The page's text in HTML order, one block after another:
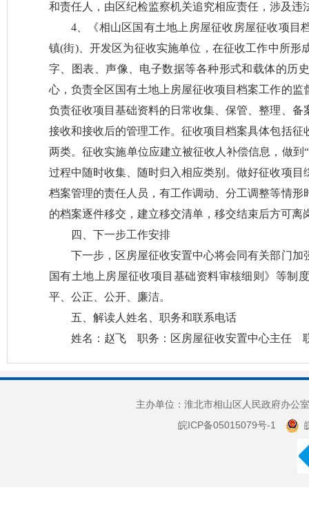
和责任人，由区纪检监察机关追究相应责任，涉及违
4、《相山区国有土地上房屋征收房屋征收项目
镇(街)、开发区为征收实施单位，在征收工作中所形
字、图表、声像、电子数据等各种形式和载体的历
心，负责全区国有土地上房屋征收项目档案工作的
负责征收项目基础资料的日常收集、保管、整理、
接收和接收后的管理工作。征收项目档案具体包括
两类。征收实施单位应建立被征收人补偿信息，做
过程中随时收集、随时归入相应类别。做好征收项
档案管理的责任人员，有工作调动、分工调整等情
的档案逐件移交，建立移交清单，移交结束后方可离
四、下一步工作安排
下一步，区房屋征收安置中心将会同有关部门
国有土地上房屋征收项目基础资料审核细则》等制
平、公正、公开、廉洁。
五、解读人姓名、职务和联系电话
姓名：赵飞 职务：区房屋征收安置中心主任
主办单位：淮北市相山区人民政府办
皖ICP备05015079号-1